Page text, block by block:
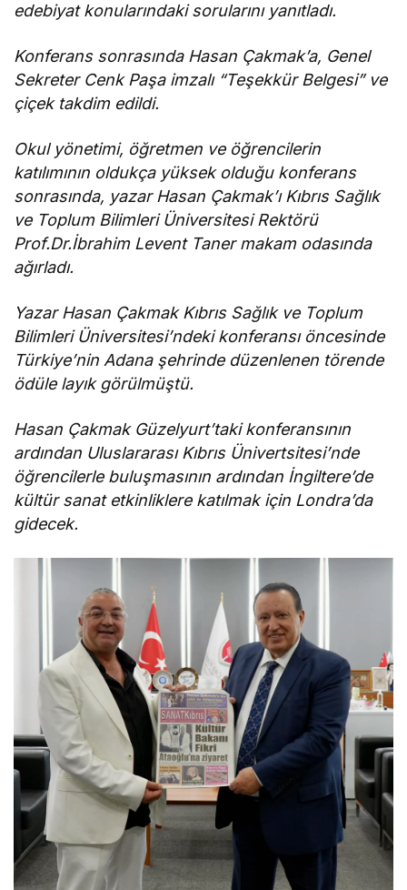
edebiyat konularındaki sorularını yanıtladı.
Konferans sonrasında Hasan Çakmak’a, Genel
Sekreter Cenk Paşa imzalı “Teşekkür Belgesi” ve
çiçek takdim edildi.
Okul yönetimi, öğretmen ve öğrencilerin
katılımının oldukça yüksek olduğu konferans
sonrasında, yazar Hasan Çakmak’ı Kıbrıs Sağlık
ve Toplum Bilimleri Üniversitesi Rektörü
Prof.Dr.İbrahim Levent Taner makam odasında
ağırladı.
Yazar Hasan Çakmak Kıbrıs Sağlık ve Toplum
Bilimleri Üniversitesi’ndeki konferansı öncesinde
Türkiye’nin Adana şehrinde düzenlenen törende
ödüle layık görülmüştü.
Hasan Çakmak Güzelyurt’taki konferansının
ardından Uluslararası Kıbrıs Ünivertsitesi’nde
öğrencilerle buluşmasının ardından İngiltere’de
kültür sanat etkinliklere katılmak için Londra’da
gidecek.